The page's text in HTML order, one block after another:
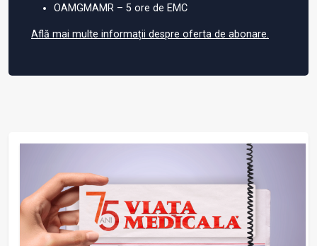
OAMGMAMR – 5 ore de EMC
Află mai multe informații despre oferta de abonare.